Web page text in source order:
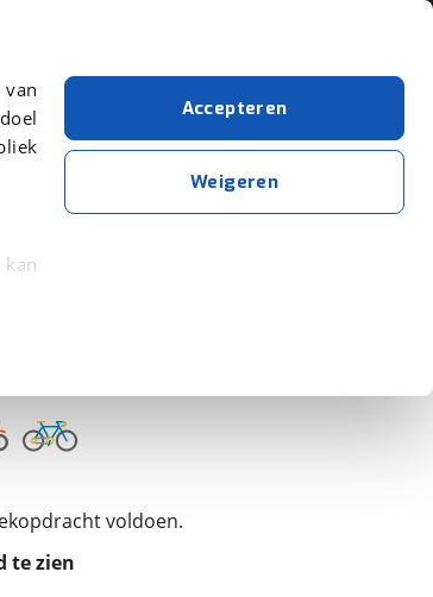
Accepteren
Weigeren
voldoen.
te zien